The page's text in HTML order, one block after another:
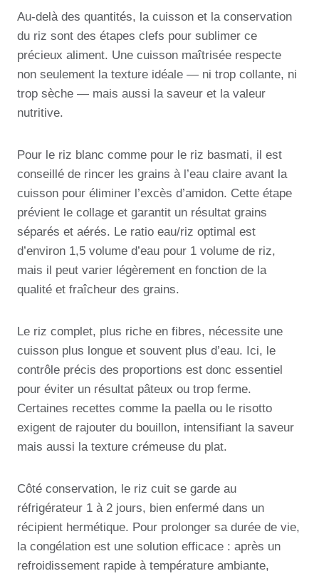
Au-delà des quantités, la cuisson et la conservation
du riz sont des étapes clefs pour sublimer ce
précieux aliment. Une cuisson maîtrisée respecte
non seulement la texture idéale — ni trop collante, ni
trop sèche — mais aussi la saveur et la valeur
nutritive.
Pour le riz blanc comme pour le riz basmati, il est
conseillé de rincer les grains à l’eau claire avant la
cuisson pour éliminer l’excès d’amidon. Cette étape
prévient le collage et garantit un résultat grains
séparés et aérés. Le ratio eau/riz optimal est
d’environ 1,5 volume d’eau pour 1 volume de riz,
mais il peut varier légèrement en fonction de la
qualité et fraîcheur des grains.
Le riz complet, plus riche en fibres, nécessite une
cuisson plus longue et souvent plus d’eau. Ici, le
contrôle précis des proportions est donc essentiel
pour éviter un résultat pâteux ou trop ferme.
Certaines recettes comme la paella ou le risotto
exigent de rajouter du bouillon, intensifiant la saveur
mais aussi la texture crémeuse du plat.
Côté conservation, le riz cuit se garde au
réfrigérateur 1 à 2 jours, bien enfermé dans un
récipient hermétique. Pour prolonger sa durée de vie,
la congélation est une solution efficace : après un
refroidissement rapide à température ambiante,